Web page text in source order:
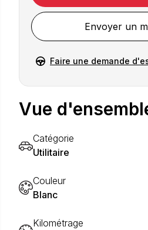
Envoyer un
Faire une demande
Vue
Catégorie
Utilitaire
Couleur
Blanc
Kilométrage